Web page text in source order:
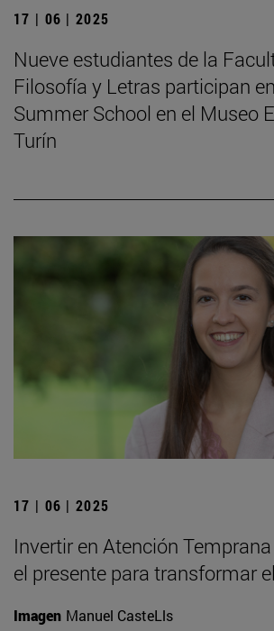
17 | 06 | 2025
Nueve estudiantes de la
Filosofía y Letras participan
Summer School en el Museo
Turín
17 | 06 | 2025
Invertir en Atención
el presente para transformar
Imagen Manuel CasteLls